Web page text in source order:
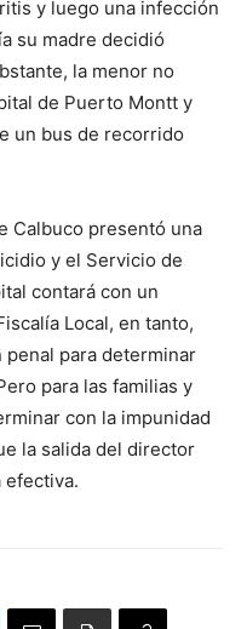
y luego una infección
su madre decidió
la menor no
de Puerto Montt y
un bus de recorrido
Calbuco presentó una
y el Servicio de
contará con un
Local, en tanto,
para determinar
para las familias y
con la impunidad
la salida del director
efectiva.